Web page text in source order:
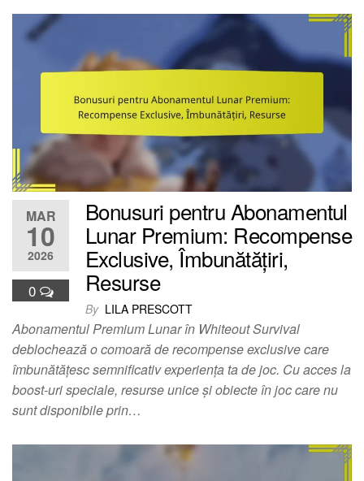
MAR
10
2026
0
Bonusuri pentru Abonamentul
Lunar Premium: Recompense
Exclusive, Îmbunătățiri,
Resurse
By LILA PRESCOTT
Abonamentul Premium Lunar în Whiteout Survival
deblochează o comoară de recompense exclusive care
îmbunătățesc semnificativ experiența ta de joc. Cu acces la
boost-uri speciale, resurse unice și obiecte în joc care nu
sunt disponibile prin…